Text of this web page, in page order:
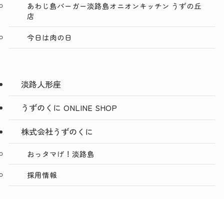
あわじ島バーガー淡路島オニオンキッチン うずの丘
店
今日は肉の日
淡路人形座
うずのくに ONLINE SHOP
株式会社うずのくに
おっタマげ！淡路島
採用情報